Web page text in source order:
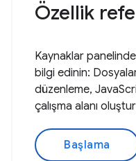
Özellik
Kaynaklar
bilgi edinin:
düzenleme,
çalışma alanı
Başlama